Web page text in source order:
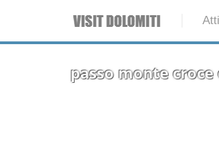
passo monte